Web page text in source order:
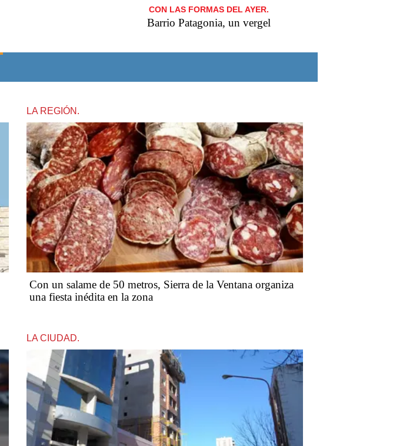
CON LAS FORMAS DEL AYER.
Barrio Patagonia, un vergel
LA REGIÓN.
Con un salame de 50 metros, Sierra de la Ventana organiza
una fiesta inédita en la zona
LA CIUDAD.